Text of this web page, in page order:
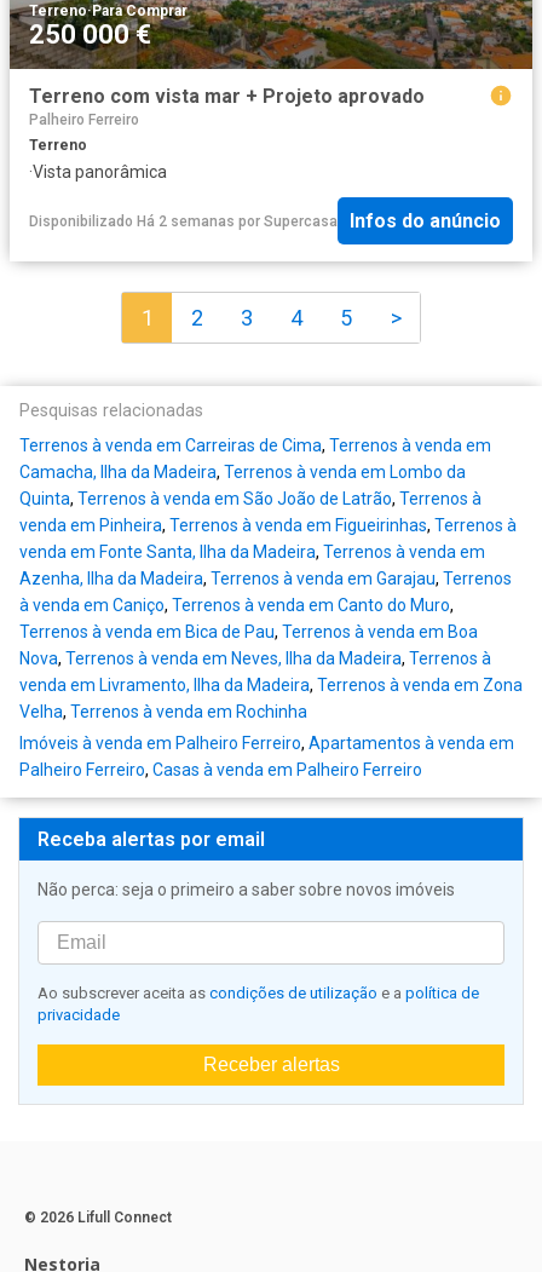
Terreno·Para Comprar
250 000 €
Terreno com vista mar + Projeto aprovado
Palheiro Ferreiro
Terreno
·Vista panorâmica
Disponibilizado Há 2 semanas por Supercasa Infos do anúncio
1 2 3 4 5 >
Pesquisas relacionadas
Terrenos à venda em Carreiras de Cima, Terrenos à venda em
Camacha, Ilha da Madeira, Terrenos à venda em Lombo da
Quinta, Terrenos à venda em São João de Latrão, Terrenos à
venda em Pinheira, Terrenos à venda em Figueirinhas, Terrenos à
venda em Fonte Santa, Ilha da Madeira, Terrenos à venda em
Azenha, Ilha da Madeira, Terrenos à venda em Garajau, Terrenos
à venda em Caniço, Terrenos à venda em Canto do Muro,
Terrenos à venda em Bica de Pau, Terrenos à venda em Boa
Nova, Terrenos à venda em Neves, Ilha da Madeira, Terrenos à
venda em Livramento, Ilha da Madeira, Terrenos à venda em Zona
Velha, Terrenos à venda em Rochinha
Imóveis à venda em Palheiro Ferreiro, Apartamentos à venda em
Palheiro Ferreiro, Casas à venda em Palheiro Ferreiro
Receba alertas por email
Não perca: seja o primeiro a saber sobre novos imóveis
Ao subscrever aceita as condições de utilização e a política de
privacidade
Receber alertas
© 2026 Lifull Connect
Nestoria